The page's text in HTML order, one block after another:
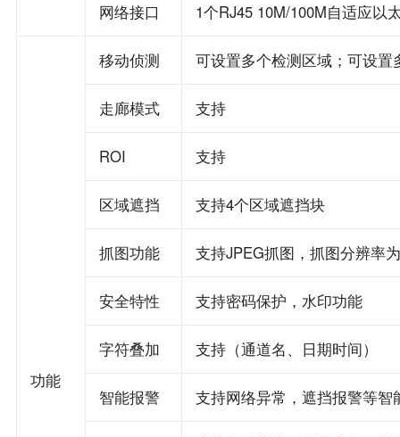
网络接口 1个RJ45 10M/100M自适应以
功能
移动侦测 可设置多个检测区域；可设置
走廊模式 支持
ROI 支持
区域遮挡 支持4个区域遮挡块
抓图功能 支持JPEG抓图，抓图分辨率
安全特性 支持密码保护，水印功能
字符叠加 支持（通道名、日期时间）
智能报警 支持网络异常，遮挡报警等智